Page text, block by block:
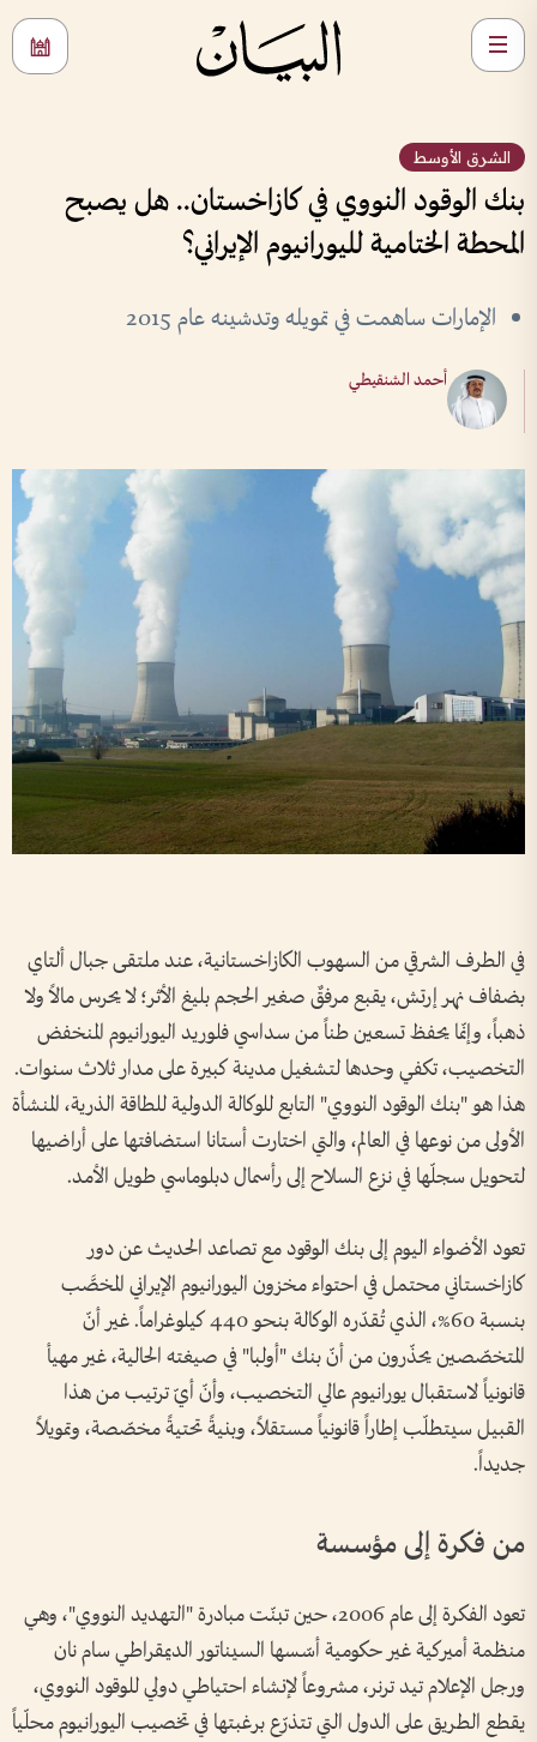
الشرق الأوسط
بنك الوقود النووي في كازاخستان.. هل يصبح
المحطة الختامية لليورانيوم الإيراني؟
الإمارات ساهمت في تمويله وتدشينه عام 2015
أحمد الشنقيطي
في الطرف الشرقي من السهوب الكازاخستانية، عند ملتقى جبال ألتاي
بضفاف نهر إرتش، يقبع مرفقٌ صغير الحجم بليغ الأثر؛ لا يحرس مالاً ولا
ذهباً، وإنّما يحفظ تسعين طناً من سداسي فلوريد اليورانيوم المنخفض
التخصيب، تكفي وحدها لتشغيل مدينة كبيرة على مدار ثلاث سنوات.
هذا هو "بنك الوقود النووي" التابع للوكالة الدولية للطاقة الذرية، المنشأة
الأولى من نوعها في العالم، والتي اختارت أستانا استضافتها على أراضيها
لتحويل سجلّها في نزع السلاح إلى رأسمال دبلوماسي طويل الأمد.
تعود الأضواء اليوم إلى بنك الوقود مع تصاعد الحديث عن دور
كازاخستاني محتمل في احتواء مخزون اليورانيوم الإيراني المخصَّب
بنسبة 60%، الذي تُقدّره الوكالة بنحو 440 كيلوغراماً. غير أنّ
المتخصّصين يحذّرون من أنّ بنك "أولبا" في صيغته الحالية، غير مهيأ
قانونياً لاستقبال يورانيوم عالي التخصيب، وأنّ أيّ ترتيب من هذا
القبيل سيتطلّب إطاراً قانونياً مستقلاً، وبنيةً تحتيةً مخصّصة، وتمويلاً
جديداً.
من فكرة إلى مؤسسة
تعود الفكرة إلى عام 2006، حين تبنّت مبادرة "التهديد النووي"، وهي
منظمة أميركية غير حكومية أسّسها السيناتور الديمقراطي سام نان
ورجل الإعلام تيد ترنر، مشروعاً لإنشاء احتياطي دولي للوقود النووي،
يقطع الطريق على الدول التي تتذرّع برغبتها في تخصيب اليورانيوم محلّياً